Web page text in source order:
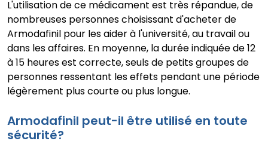
L'utilisation de ce médicament est très répandue, de
nombreuses personnes choisissant d'acheter de
Armodafinil pour les aider à l'université, au travail ou
dans les affaires. En moyenne, la durée indiquée de 12
à 15 heures est correcte, seuls de petits groupes de
personnes ressentant les effets pendant une période
légèrement plus courte ou plus longue.
Armodafinil peut-il être utilisé en toute
sécurité?